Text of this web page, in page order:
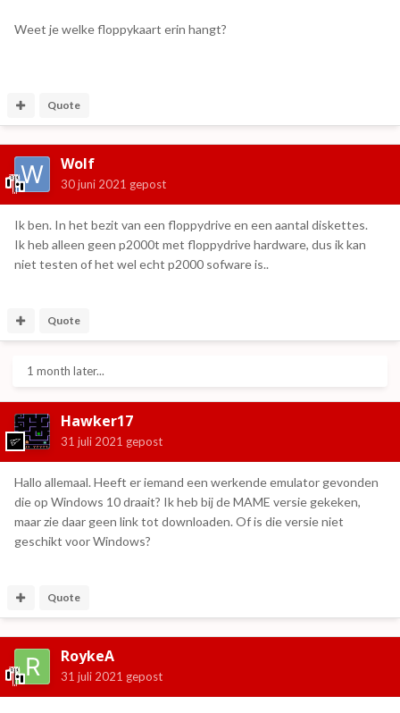
Weet je welke floppykaart erin hangt?
Quote
Wolf
30 juni 2021 gepost
Ik ben. In het bezit van een floppydrive en een aantal diskettes.
Ik heb alleen geen p2000t met floppydrive hardware, dus ik kan
niet testen of het wel echt p2000 sofware is..
Quote
1 month later...
Hawker17
31 juli 2021 gepost
Hallo allemaal. Heeft er iemand een werkende emulator gevonden
die op Windows 10 draait? Ik heb bij de MAME versie gekeken,
maar zie daar geen link tot downloaden. Of is die versie niet
geschikt voor Windows?
Quote
RoykeA
31 juli 2021 gepost